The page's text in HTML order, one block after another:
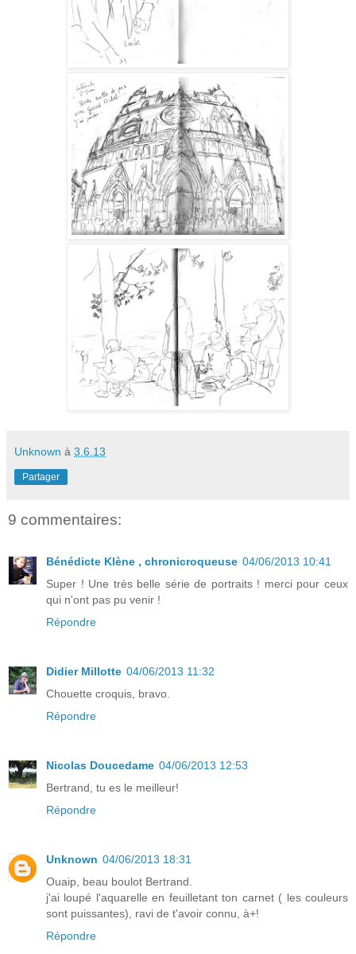
Unknown à 3.6.13
Partager
9 commentaires:
Bénédicte Klène , chronicroqueuse 04/06/2013 10:41
Super ! Une très belle série de portraits ! merci pour ceux
qui n'ont pas pu venir !
Répondre
Didier Millotte 04/06/2013 11:32
Chouette croquis, bravo.
Répondre
Nicolas Doucedame 04/06/2013 12:53
Bertrand, tu es le meilleur!
Répondre
Unknown 04/06/2013 18:31
Ouaip, beau boulot Bertrand.
j'ai loupé l'aquarelle en feuilletant ton carnet ( les couleurs
sont puissantes), ravi de t'avoir connu, à+!
Répondre